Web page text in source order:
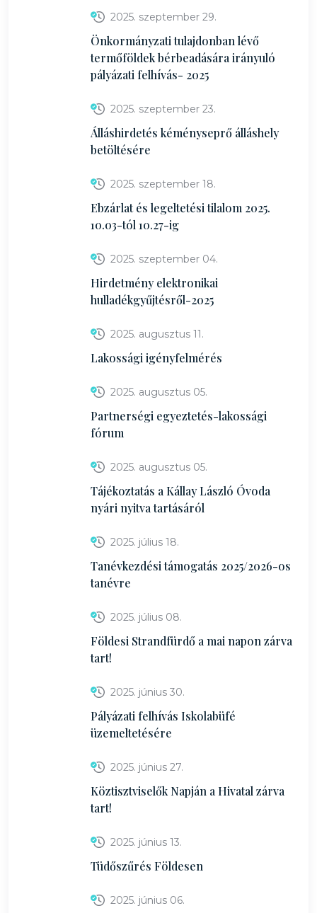
2025. szeptember 29.
Önkormányzati tulajdonban lévő
termőföldek bérbeadására irányuló
pályázati felhívás- 2025
2025. szeptember 23.
Álláshirdetés kéményseprő álláshely
betöltésére
2025. szeptember 18.
Ebzárlat és legeltetési tilalom 2025.
10.03-tól 10.27-ig
2025. szeptember 04.
Hirdetmény elektronikai
hulladékgyűjtésről-2025
2025. augusztus 11.
Lakossági igényfelmérés
2025. augusztus 05.
Partnerségi egyeztetés-lakossági
fórum
2025. augusztus 05.
Tájékoztatás a Kállay László Óvoda
nyári nyitva tartásáról
2025. július 18.
Tanévkezdési támogatás 2025/2026-os
tanévre
2025. július 08.
Földesi Strandfürdő a mai napon zárva
tart!
2025. június 30.
Pályázati felhívás Iskolabüfé
üzemeltetésére
2025. június 27.
Köztisztviselők Napján a Hivatal zárva
tart!
2025. június 13.
Tüdőszűrés Földesen
2025. június 06.